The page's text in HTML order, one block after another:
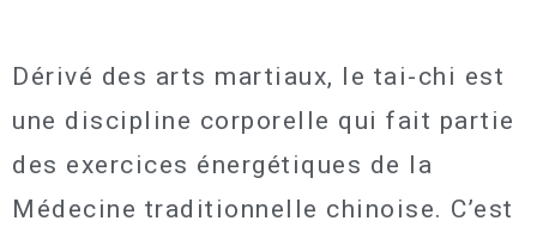
Dérivé des arts martiaux, le tai-chi est
une discipline corporelle qui fait partie
des exercices énergétiques de la
Médecine traditionnelle chinoise. C’est